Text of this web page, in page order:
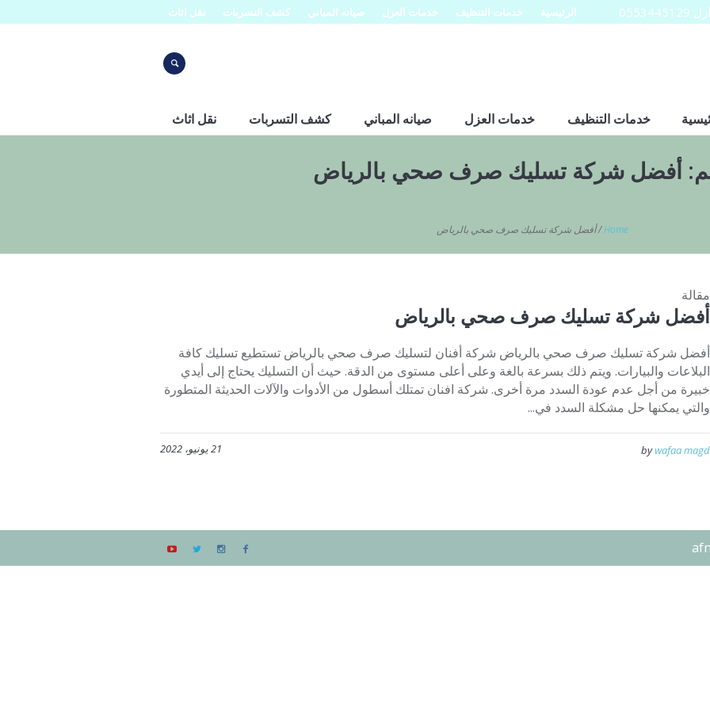
الرئيسية خدمات التنظيف خدمات العزل صيانه المباني كشف التسربات نقل اثاث
خدمات التنظيف خدمات العزل صيانه المباني كشف التسربات نقل اثاث
أفضل شركة تسليك صرف صحي بالرياض
Home
/أفضل شركة تسليك صرف صحي بالرياض
مقالة
أفضل شركة تسليك صرف صحي بالرياض
أفضل شركة تسليك صرف صحي بالرياض شركة أفنان لتسليك صرف صحي بالرياض تستطيع تسليك كافة
البلاعات والبيارات. ويتم ذلك بسرعة بالغة وعلى أعلى مستوى من الدقة. حيث أن التسليك يحتاج إلى أيدي
خبيرة من أجل عدم عودة السدد مرة أخرى. شركة افنان تمتلك أسطول من الأدوات والآلات الحديثة المتطورة
والتي يمكنها حل مشكلة السدد في...
21 يونيو، 2022 bywafaa magd